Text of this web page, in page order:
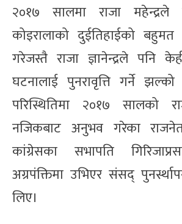
२०१७ सालमा राजा महेन्द्रले
कोइरालाको दुईतिहाईको
गरेजस्तै राजा ज्ञानेन्द्रले पनि
घटनालाई पुनरावृत्ति गर्ने
परिस्थितिमा २०१७ सालको
नजिकबाट अनुभव गरेका
कांग्रेसका सभापति
अग्रपंक्तिमा उभिएर संसद्
लिए।